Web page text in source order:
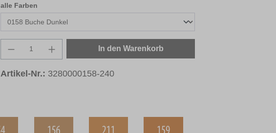
alle Farbenauswählen
Produkt Anzahl: Gib den gewünschten Wert ein
In den Warenkorb
Artikel-Nr.: 3280000158-240